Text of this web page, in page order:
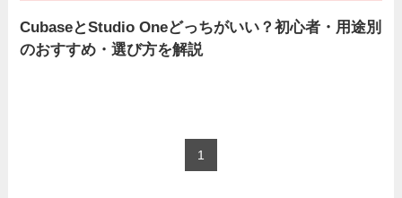
CubaseとStudio Oneどっちがいい？初心者・用途別
のおすすめ・選び方を解説
1